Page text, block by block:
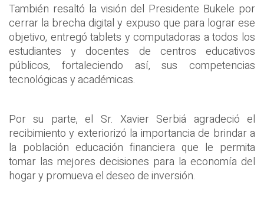
También resaltó la visión del Presidente Bukele por
cerrar la brecha digital y expuso que para lograr ese
objetivo, entregó tablets y computadoras a todos los
estudiantes y docentes de centros educativos
públicos, fortaleciendo así, sus competencias
tecnológicas y académicas.
Por su parte, el Sr. Xavier Serbiá agradeció el
recibimiento y exteriorizó la importancia de brindar a
la población educación financiera que le permita
tomar las mejores decisiones para la economía del
hogar y promueva el deseo de inversión.